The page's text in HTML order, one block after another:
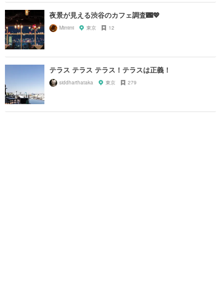
夜景が見える渋谷のカフェ調査🌃💖
Mimimi 東京 12
テラス テラス テラス！テラスは正義！
siddharthataka 東京 279